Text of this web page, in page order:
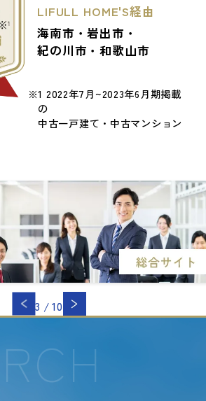
LIFULL HOME'S経由
海南市・岩出市・
紀の川市・和歌山市
※1 2022年7月~2023年6月期掲載
の
中古一戸建て・中古マンション
3 /10